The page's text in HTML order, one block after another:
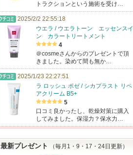
トラクションという施術を受け…
2025/2/2 22:55:18
ウエラ / ウエラトーン エッセンスイ
ン カラートリートメント
4
＠cosmeさんからのプレゼントで頂
きました。染めて間も無か…
2025/1/23 22:27:51
ラ ロッシュ ポゼ / シカプラスト リペ
アクリーム B5+
5
口コミ良かったし、乾燥対策に購入
してみました。保湿力？保水力…
最新プレゼント
（毎月1・9・17・24日更新）